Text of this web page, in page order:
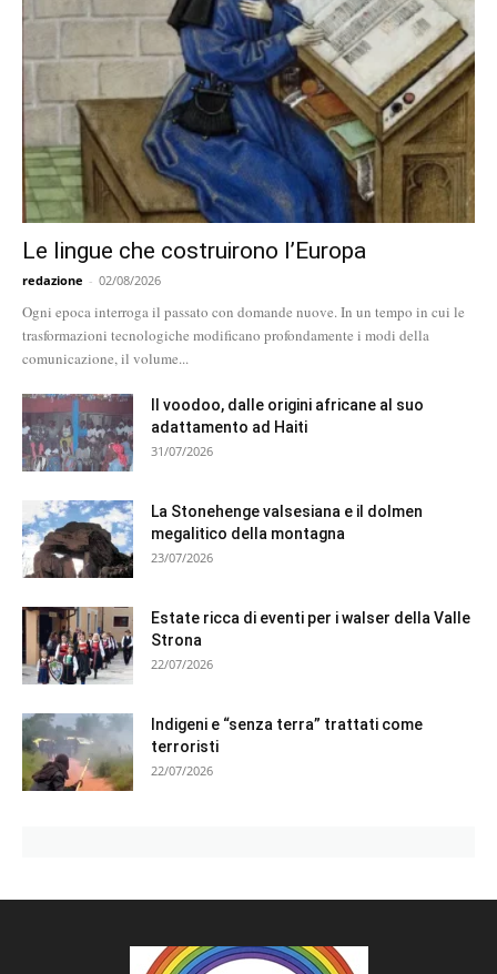
Le lingue che costruirono l’Europa
redazione - 02/08/2026
Ogni epoca interroga il passato con domande nuove. In un tempo in cui le
trasformazioni tecnologiche modificano profondamente i modi della
comunicazione, il volume...
Il voodoo, dalle origini africane al suo
adattamento ad Haiti
31/07/2026
La Stonehenge valsesiana e il dolmen
megalitico della montagna
23/07/2026
Estate ricca di eventi per i walser della Valle
Strona
22/07/2026
Indigeni e “senza terra” trattati come
terroristi
22/07/2026